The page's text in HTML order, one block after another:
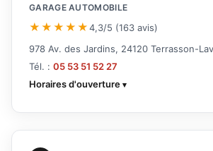
GARAGE AUTOMOBILE
★★★★★4,3/5 (163 avis)
978 Av. des Jardins, 24120 Terrasson-
Tél. : 05 53 51 52 27
Horaires d'ouverture